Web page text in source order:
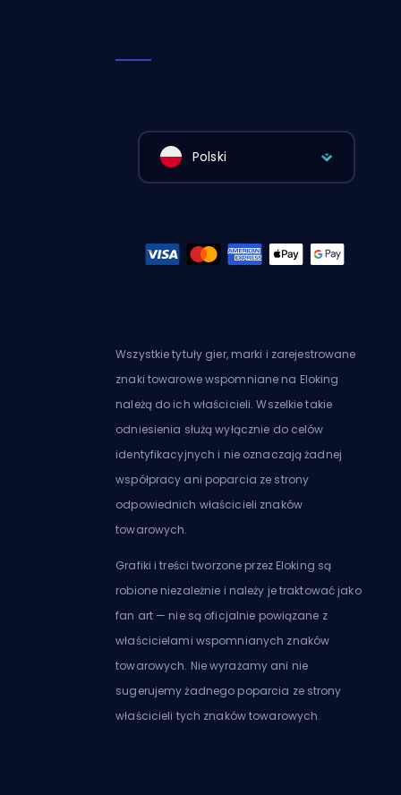
Polski
Wszystkie tytuły gier, marki i zarejestrowane
znaki towarowe wspomniane na Eloking
należą do ich właścicieli. Wszelkie takie
odniesienia służą wyłącznie do celów
identyfikacyjnych i nie oznaczają żadnej
współpracy ani poparcia ze strony
odpowiednich właścicieli znaków
towarowych.
Grafiki i treści tworzone przez Eloking są
robione niezależnie i należy je traktować jako
fan art — nie są oficjalnie powiązane z
właścicielami wspomnianych znaków
towarowych. Nie wyrażamy ani nie
sugerujemy żadnego poparcia ze strony
właścicieli tych znaków towarowych.